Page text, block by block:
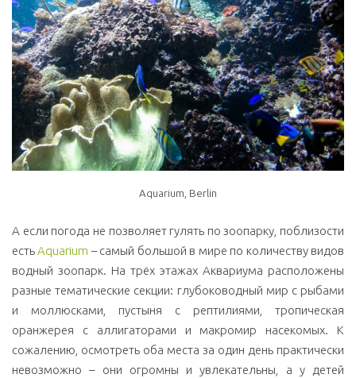
Aquarium, Berlin
А если погода не позволяет гулять по зоопарку, поблизости
естьAquarium – самый большой в мире по количеству видов
водный зоопарк. На трёх этажах Аквариума расположены
разные тематические секции: глубоководный мир с рыбами
и моллюсками, пустыня с рептилиями, тропическая
оранжерея с аллигаторами и макромир насекомых. К
сожалению, осмотреть оба места за один день практически
невозможно – они огромны и увлекательны, а у детей